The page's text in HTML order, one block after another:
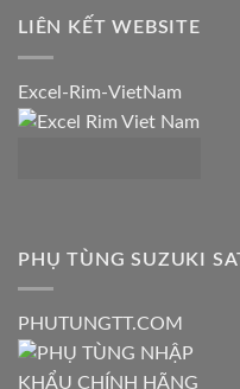
LIÊN KẾT WEBSITE
Excel-Rim-VietNam
PHỤ TÙNG SUZUKI
PHUTUNGTT.COM